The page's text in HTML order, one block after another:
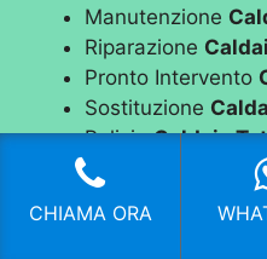
Manutenzione
Riparazione
Pronto Intervento
Sostituzione
PuliziaCaldaie
Controllo Fumi
CHIAMA ORA